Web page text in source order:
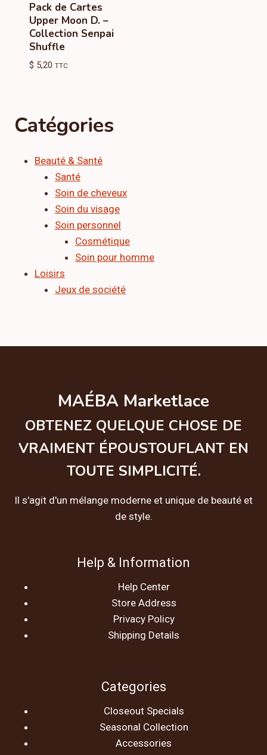
Pack de Cartes
Upper Moon D. –
Collection Senpai
Shuffle
$ 5,20 TTC
Catégories
Beauté & Santé
Santé
Soin de cheveux
Soin du visage
Soin personnel
Cosmétique
Soin pour homme
Loisirs
Jeux de société
MAÉBA Marketlace
OBTENEZ QUELQUE CHOSE DE
VRAIMENT ÉPOUSTOUFLANT EN
TOUTE SIMPLICITÉ.
Il s'agit d'un mélange moderne et unique de beauté et
de style.
Help & Information
Help Center
Store Address
Privacy Policy
Shipping Details
Categories
Closeout Specials
Seasonal Collection
Accessories